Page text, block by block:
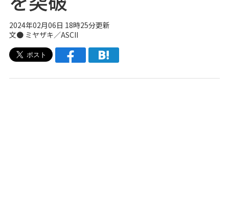
2024年02月06日 18時25分更新
文● ミヤザキ／ASCII